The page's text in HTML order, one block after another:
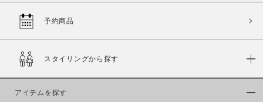
価格
～
予約商品
スタイリングから探す
アイテムを探す